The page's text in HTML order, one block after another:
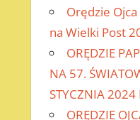
Orędzie
na Wielki Post
ORĘDZIE
NA 57.
STYCZNIA 2024
ORĘDZIE